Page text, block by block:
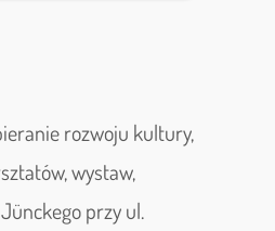
rozwoju kultury,
wystaw,
przy ul.